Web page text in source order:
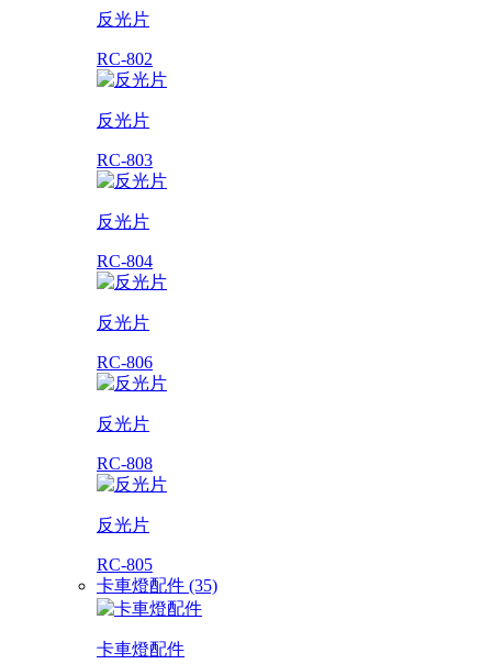
反光片
RC-802
反光片
RC-803
反光片
RC-804
反光片
RC-806
反光片
RC-808
反光片
RC-805
卡車燈配件 (35)
卡車燈配件